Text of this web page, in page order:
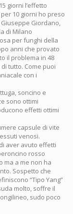
giorni l’effetto
10 giorni ho preso
Giordano,
di Milano
per funghi della
anni che provato
il problema in 48
tutto. Come puoi
con i
soncino e
sono ottimi
effetti ottimi
capsule di vite
venosi.
aver avuto effetti
rosso
ma a me non ha
Sospetto che
“Tipo Yang”
molto, soffre il
sudo poco